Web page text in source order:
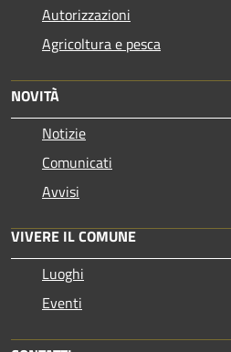
Autorizzazioni
Agricoltura e pesca
NOVITÀ
Notizie
Comunicati
Avvisi
VIVERE IL COMUNE
Luoghi
Eventi